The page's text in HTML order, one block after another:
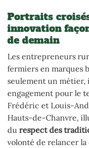
Portraits
innovation
de demain
Les entrepreneurs
fermiers en marques
seulement un
engagement pour le
Frédéric et Louis-
Hauts-de-Chanvre,
du respect des
volonté de relancer